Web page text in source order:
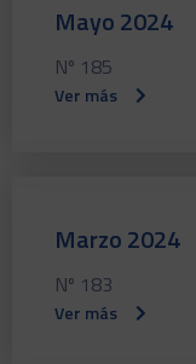
Mayo 2024
Nº 185
Ver más
Marzo 2024
Nº 183
Ver más